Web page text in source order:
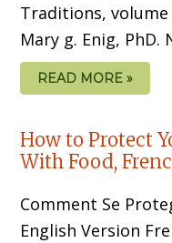
Traditions,
Mary g. Enig,
READ MORE »
How to Protect
With Food,
Comment Se
English Version